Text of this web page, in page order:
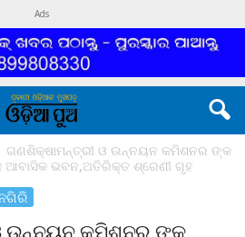
Ads
ଗଣଶିକ୍ଷାମନ୍ତ୍ରୀ ଓ ଉନ୍ନୟନ କମିଶନର ଙ୍କ
ଆବାସିକ ଭବନ,ଅତିରିକ୍ତ ଶ୍ରେଣୀ ଗୃହ
ଉନ୍ନୟନ କମିଶନର ଙ୍କ